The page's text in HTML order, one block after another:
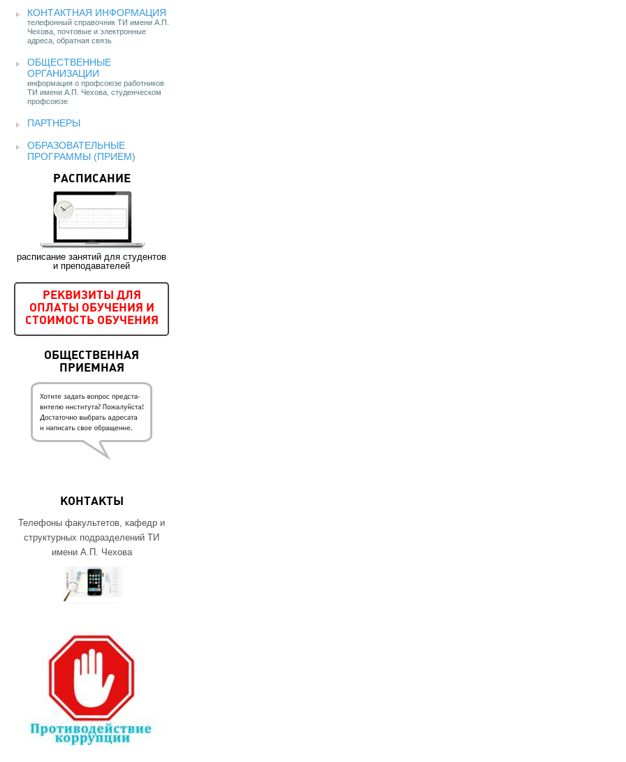
КОНТАКТНАЯ ИНФОРМАЦИЯ
телефонный справочник ТИ имени А.П.
Чехова, почтовые и электронные
адреса, обратная связь
ОБЩЕСТВЕННЫЕ
ОРГАНИЗАЦИИ
информация о профсоюзе работников
ТИ имени А.П. Чехова, студенческом
профсоюзе
ПАРТНЕРЫ
ОБРАЗОВАТЕЛЬНЫЕ
ПРОГРАММЫ (ПРИЕМ)
РАСПИСАНИЕ
расписание занятий для студентов
и преподавателей
РЕКВИЗИТЫ ДЛЯ
ОПЛАТЫ ОБУЧЕНИЯ И
СТОИМОСТЬ ОБУЧЕНИЯ
ОБЩЕСТВЕННАЯ
ПРИЕМНАЯ
КОНТАКТЫ
Телефоны факультетов, кафедр и
структурных подразделений ТИ
имени А.П. Чехова